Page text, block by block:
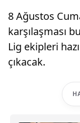
8 Ağustos
karşılaşması
Lig ekipleri
çıkacak.